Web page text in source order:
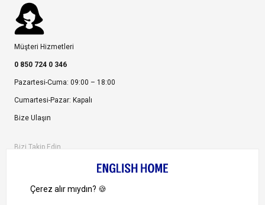
Müşteri Hizmetleri
0 850 724 0 346
Pazartesi-Cuma: 09:00 – 18:00
Cumartesi-Pazar: Kapalı
Bize Ulaşın
Bizi Takip Edin